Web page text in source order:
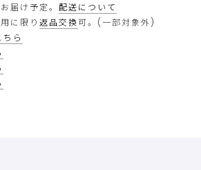
届け予定。配送について
に限り返品交換可。(一部対象外)
ちら